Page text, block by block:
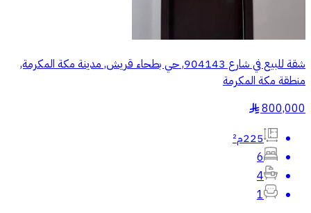
شقة للبيع في شارع 904143, حي بطحاء قريش, مدينة مكة المكرمة,
منطقة مكة المكرمة
800,000
§
225م²
6
4
1